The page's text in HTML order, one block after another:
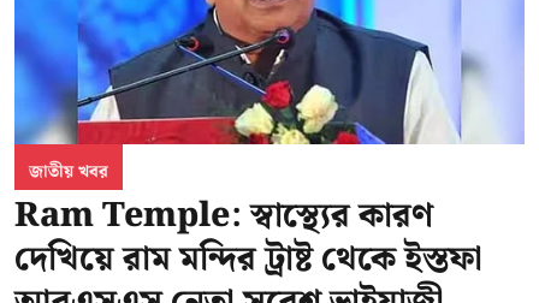
জাতীয় খবর
Ram Temple: স্বাস্থ্যের কারণ
দেখিয়ে রাম মন্দির ট্রাষ্ট থেকে ইস্তফা